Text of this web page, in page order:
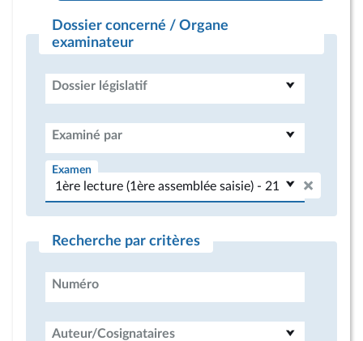
Dossier concerné / Organe
examinateur
Dossier législatif
Examiné par
Examen
Recherche par critères
Numéro
Auteur/Cosignataires